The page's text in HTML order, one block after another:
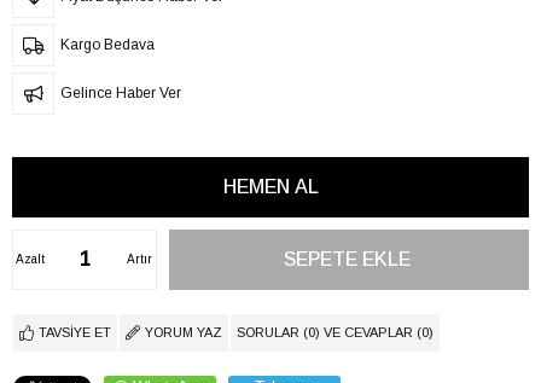
Kargo Bedava
Gelince Haber Ver
Artır
Azalt
TAVSIYE ET YORUM YAZ SORULAR (0) VE CEVAPLAR (0)